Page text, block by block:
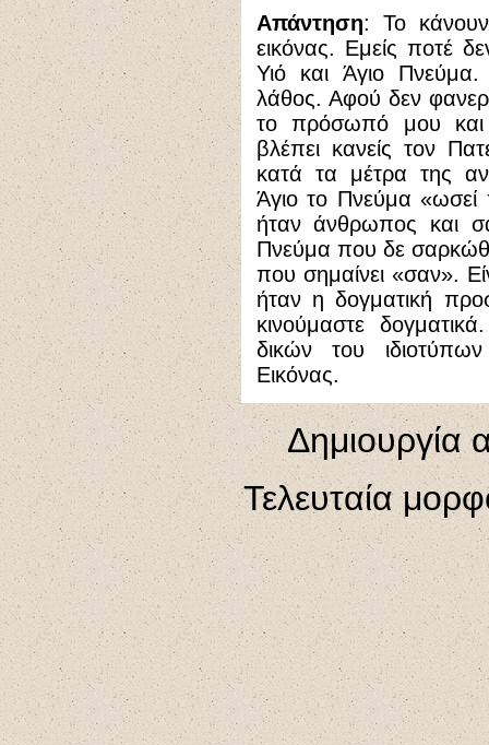
Απάντηση: Το κάνουν
εικόνας. Εμείς ποτέ
Υιό και Άγιο
λάθος. Αφού δεν
το πρόσωπό μου και
βλέπει κανείς τον
κατά τα μέτρα της
Άγιο το Πνεύμα «ωσεί
ήταν άνθρωπος και
Πνεύμα που δε
που σημαίνει «σαν».
ήταν η δογματική
κινούμαστε
δικών του
Εικόνας.
Δημιουργία
Τελευταία